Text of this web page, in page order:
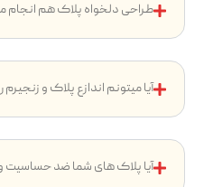
طراحی دلخواه پلاک هم انجام
آیا میتونم اندازع پلاک و
آیا پلاک های شما ضد حساسیت